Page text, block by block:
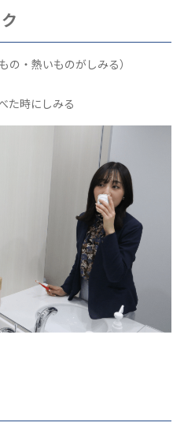
の・熱いものがしみる）
た時にしみる